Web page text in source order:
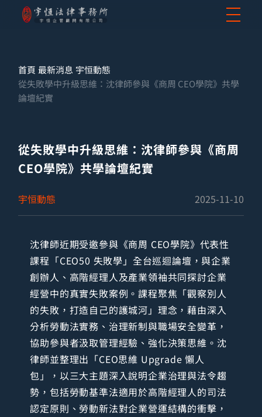
首頁 最新消息 宇恒動態
從失敗學中升級思維：沈律師參與《商周 CEO學院》共學
論壇紀實
從失敗學中升級思維：沈律師參與《商周
CEO學院》共學論壇紀實
宇恒動態 2025-11-10
沈律師近期受邀參與《商周 CEO學院》代表性
課程「CEO50 失敗學」全台巡迴論壇，與企業
創辦人、高階經理人及產業領袖共同探討企業
經營中的真實失敗案例。課程聚焦「觀察別人
的失敗，打造自己的護城河」理念，藉由深入
分析勞動法實務、治理新制與職場安全變革，
協助參與者汲取管理經驗、強化決策思維。沈
律師並整理出「CEO思維 Upgrade 懶人
包」，以三大主題深入說明企業治理與法令趨
勢，包括勞動基準法適用於高階經理人的司法
認定原則、勞動新法對企業營運結構的衝擊，